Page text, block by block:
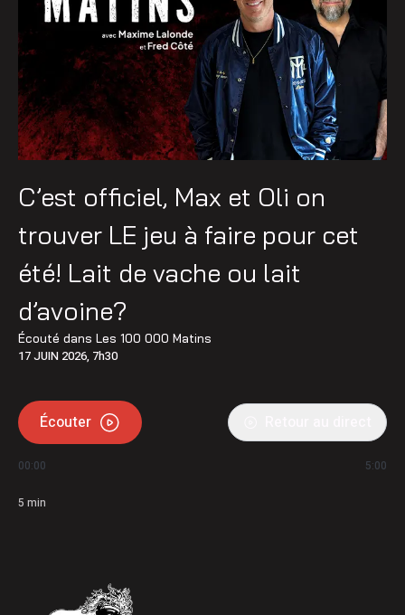
C’est officiel, Max et Oli on
trouver LE jeu à faire pour cet
été! Lait de vache ou lait
d’avoine?
Écouté dans Les 100 000 Matins
17 JUIN 2026, 7h30
Écouter
00:00 5:00
5 min